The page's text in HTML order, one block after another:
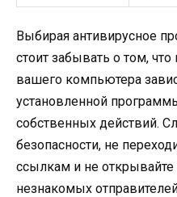
Выбирая антивирусное
стоит забывать о том,
вашего компьютера
установленной
собственных действий.
безопасности, не
ссылкам и не
незнакомых